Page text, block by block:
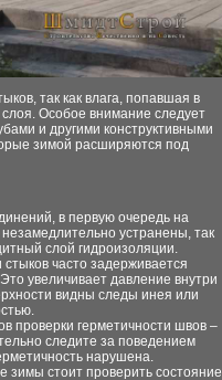
так как влага, попавшая в
Особое внимание следует
и другими конструктивными
зимой расширяются под
в первую очередь на
устранены, так
слой гидроизоляции.
часто задерживается
увеличивает давление внутри
видны следы инея или
проверки герметичности швов –
следите за поведением
нарушена.
зимы стоит проверить состояние